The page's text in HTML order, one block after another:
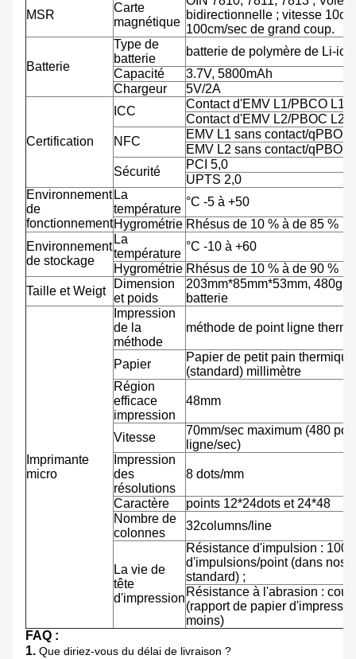
MSR
Carte
magnétique
bidirectionnelle ; vitesse
100cm/sec de grand coup.
Batterie
Type de
batterie
batterie de polymère de Li-ion
Capacité
3.7V, 5800mAh
Chargeur
5V/2A
Certification
ICC
Contact d'EMV L1/PBCO L1
Contact d'EMV L2/PBOC L2
NFC
EMV L1 sans contact/qPBOC
EMV L2 sans contact/qPBOC
Sécurité
PCI 5,0
UPTS 2,0
Environnement
de
fonctionnement
La
température
°C -5 à +50
Hygrométrie Rhésus de 10 % à de 85 %
Environnement
de stockage
La
température
°C -10 à +60
Hygrométrie Rhésus de 10 % à de 90 %
Taille et Weigt
Dimension
et poids
203mm*85mm*53mm, 480g
batterie
Imprimante
micro
Impression
de la
méthode
méthode de point ligne
Papier
Papier de petit pain
(standard) millimètre
Région
efficace
impression
48mm
Vitesse
70mm/sec maximum (480
ligne/sec)
Impression
des
résolutions
8 dots/mm
Caractère
points 12*24dots et 24*48
Nombre de
colonnes
32columns/line
La vie de
tête
d'impression
Résistance d'impulsion : 100
d'impulsions/point (dans nos
standard) ;
Résistance à l'abrasion :
(rapport de papier
moins)
FAQ :
1. Que diriez-vous du délai de livraison ?